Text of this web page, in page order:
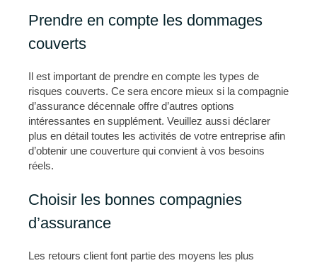
Prendre en compte les dommages
couverts
Il est important de prendre en compte les types de
risques couverts. Ce sera encore mieux si la compagnie
d’assurance décennale offre d’autres options
intéressantes en supplément. Veuillez aussi déclarer
plus en détail toutes les activités de votre entreprise afin
d’obtenir une couverture qui convient à vos besoins
réels.
Choisir les bonnes compagnies
d’assurance
Les retours client font partie des moyens les plus